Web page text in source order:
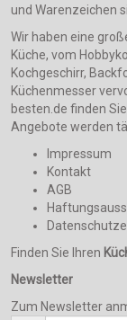
und Warenzeichen
Wir haben eine
Küche, vom
Kochgeschirr,
Küchenmesser
besten.de finden
Angebote werden
Impressum
Kontakt
AGB
Finden Sie Ihren
Newsletter
Zum Newsletter